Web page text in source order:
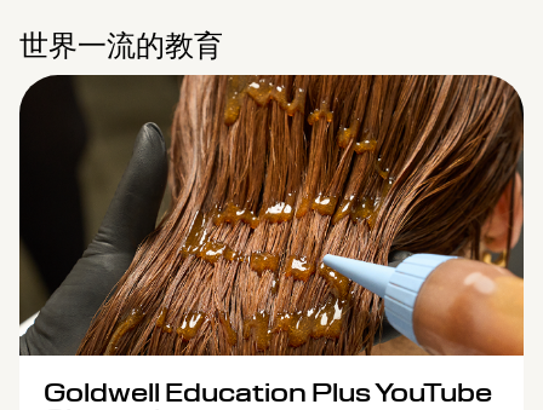
世界一流的教育
Goldwell Education Plus YouTube